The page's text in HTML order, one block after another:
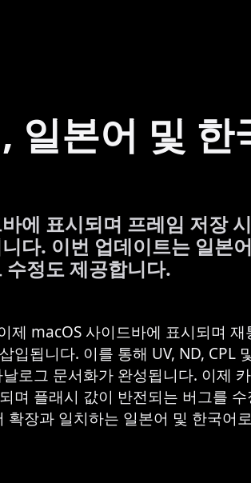
일본어 및 한
에 표시되며 프레임 저장
다. 이번 업데이트는 일본
정도 제공합니다.
제 macOS 사이드바에 표시되며 재
입됩니다. 이를 통해 UV, ND, CPL
로그 문서화가 완성됩니다. 이제
며 플래시 값이 반전되는 버그를
확장과 일치하는 일본어 및 한국어